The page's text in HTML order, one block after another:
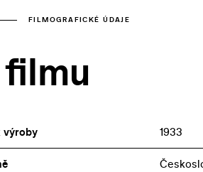
FILMOGRAFICKÉ ÚDAJE
výroby 1933